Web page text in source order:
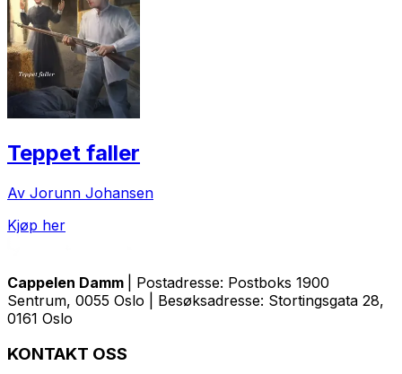
Teppet faller
Av Jorunn Johansen
Kjøp her
Cappelen Damm
| Postadresse: Postboks 1900
Sentrum, 0055 Oslo | Besøksadresse: Stortingsgata 28,
0161 Oslo
KONTAKT OSS